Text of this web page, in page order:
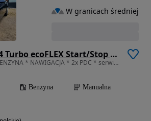
Opel Insignia 1.4 Turbo ecoFLEX Start/Stop Sport
1364 cm3 • 140 KM • BENZYNA * NAWIGACJA * 2x PDC * serwis ASO Opel * okazja * polecamy
Benzyna
Manualna
W granicach średniej